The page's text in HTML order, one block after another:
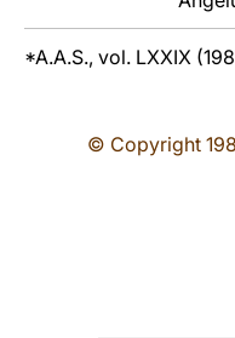
*A.A.S., vol. LXXIX
© Copyright 19